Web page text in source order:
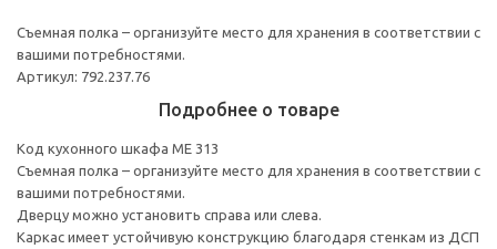
Съемная полка – организуйте место для хранения в соответствии с
вашими потребностями.
Артикул: 792.237.76
Подробнее о товаре
Код кухонного шкафа ME 313
Съемная полка – организуйте место для хранения в соответствии с
вашими потребностями.
Дверцу можно установить справа или слева.
Каркас имеет устойчивую конструкцию благодаря стенкам из ДСП